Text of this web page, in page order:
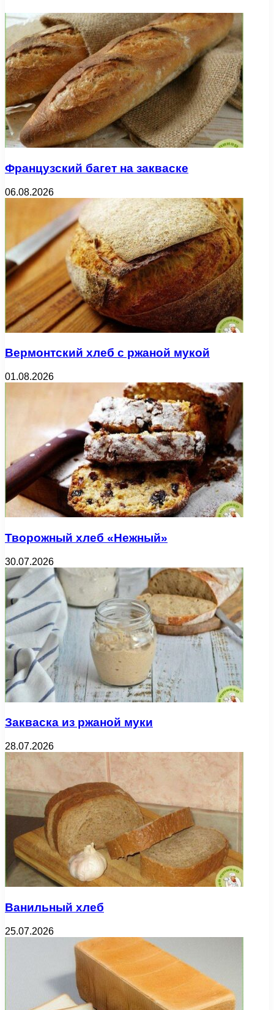
Французский багет на закваске
06.08.2026
Вермонтский хлеб с ржаной мукой
01.08.2026
Творожный хлеб «Нежный»
30.07.2026
Закваска из ржаной муки
28.07.2026
Ванильный хлеб
25.07.2026